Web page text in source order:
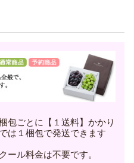
包ごとに【１送料】かかり
は１梱包で発送できます
ール料金は不要です。